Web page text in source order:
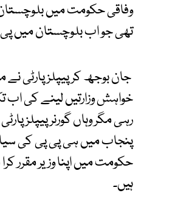
وفاقی حکومت میں
تھی جو اب بلوچستان میں
جان بوجھ کر پیپلز پارٹی
خواہش وزارتیں لینے کی
رہی مگر وہاں گورنر پیپلز
پنجاب میں ہی پی پی کی
حکومت میں اپنا وزیر مقرر
ہیں۔